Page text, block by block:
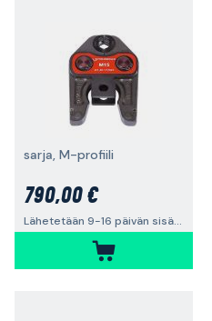
sarja, M-profiili
790,00 €
Lähetetään 9-16 päivän sisällä